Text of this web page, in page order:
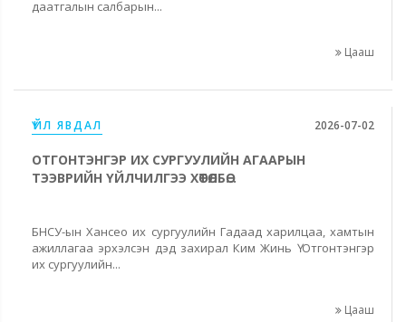
даатгалын салбарын...
Цааш
ҮЙЛ ЯВДАЛ 2026-07-02
ОТГОНТЭНГЭР ИХ СУРГУУЛИЙН АГААРЫН
ТЭЭВРИЙН ҮЙЛЧИЛГЭЭ ХӨТӨЛБӨ...
БНСУ-ын Хансео их сургуулийн Гадаад харилцаа, хамтын
ажиллагаа эрхэлсэн дэд захирал Ким Жинь Ү Отгонтэнгэр
их сургуулийн...
Цааш